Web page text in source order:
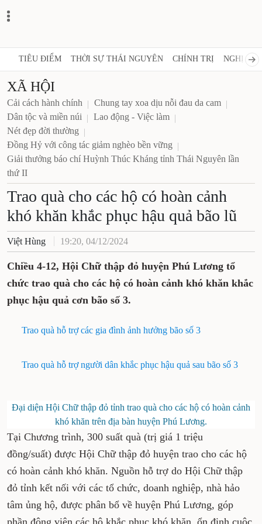
TIÊU ĐIỂM THỜI SỰ THÁI NGUYÊN CHÍNH TRỊ NGHỊ
XÃ HỘI
Cải cách hành chính
Chung tay xoa dịu nỗi đau da cam
Dân tộc và miền núi
Lao động - Việc làm
Nét đẹp đời thường
Đồng Hỷ với công tác giảm nghèo bền vững
Giải thưởng báo chí Huỳnh Thúc Kháng tỉnh Thái Nguyên lần
thứ II
Trao quà cho các hộ có hoàn cảnh
khó khăn khắc phục hậu quả bão lũ
Việt Hùng 19:20, 04/12/2024
Chiều 4-12, Hội Chữ thập đỏ huyện Phú Lương tổ
chức trao quà cho các hộ có hoàn cảnh khó khăn khắc
phục hậu quả cơn bão số 3.
Trao quà hỗ trợ các gia đình ảnh hưởng bão số 3
Trao quà hỗ trợ người dân khắc phục hậu quả sau bão số 3
Đại diện Hội Chữ thập đỏ tỉnh trao quà cho các hộ có hoàn cảnh
khó khăn trên địa bàn huyện Phú Lương.
Tại Chương trình, 300 suất quà (trị giá 1 triệu
đồng/suất) được Hội Chữ thập đỏ huyện trao cho các hộ
có hoàn cảnh khó khăn. Nguồn hỗ trợ do Hội Chữ thập
đỏ tỉnh kết nối với các tổ chức, doanh nghiệp, nhà hảo
tâm ủng hộ, được phân bổ về huyện Phú Lương, góp
phần động viên các hộ khắc phục khó khăn, ổn định cuộc